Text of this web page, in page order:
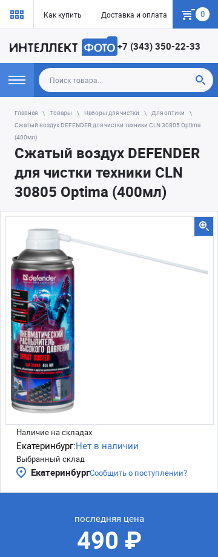
Как купить Доставка и оплата Гарантия
0
+7 (343) 350-22-33
Главная Товары Наборы для чистки
Для оптики
Сжатый воздух DEFENDER для чистки техники CLN 30805 Optima
(400мл)
Сжатый воздух DEFENDER
для чистки техники CLN
30805 Optima (400мл)
Наличие на складах
Екатеринбург:Нет в наличии
Выбранный склад
ЕкатеринбургСообщить о поступлении?
последняя цена
490 ₽